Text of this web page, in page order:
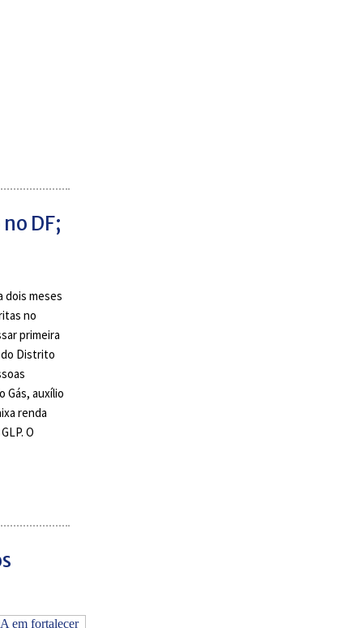
DF;
dois meses
no
primeira
Distrito
Gás, auxílio
renda
O